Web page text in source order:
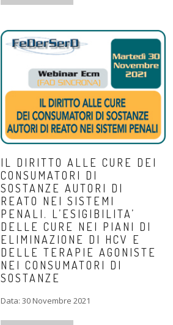
IL DIRITTO ALLE CURE DEI
CONSUMATORI DI
SOSTANZE AUTORI DI
REATO NEI SISTEMI
PENALI. L’ESIGIBILITA’
DELLE CURE NEI PIANI DI
ELIMINAZIONE DI HCV E
DELLE TERAPIE AGONISTE
NEI CONSUMATORI DI
SOSTANZE
Data: 30 Novembre 2021